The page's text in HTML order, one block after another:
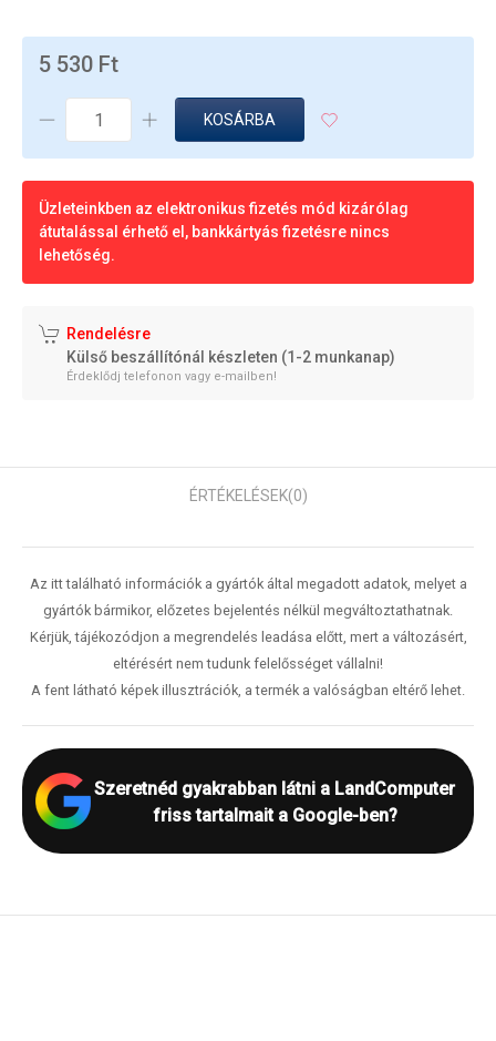
5 530 Ft
KOSÁRBA
Üzleteinkben az elektronikus fizetés mód kizárólag
átutalással érhető el, bankkártyás fizetésre nincs
lehetőség.
Rendelésre
Külső beszállítónál készleten (1-2 munkanap)
Érdeklődj telefonon vagy e-mailben!
ÉRTÉKELÉSEK(0)
Az itt található információk a gyártók által megadott adatok, melyet a
gyártók bármikor, előzetes bejelentés nélkül megváltoztathatnak.
Kérjük, tájékozódjon a megrendelés leadása előtt, mert a változásért,
eltérésért nem tudunk felelősséget vállalni!
A fent látható képek illusztrációk, a termék a valóságban eltérő lehet.
Szeretnéd gyakrabban látni a LandComputer
friss tartalmait a Google-ben?